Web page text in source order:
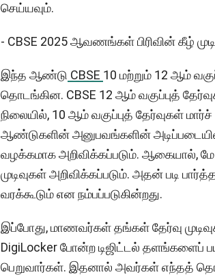
செய்யவும்.
- CBSE 2025 ஆவணங்கள் பிரிவின் கீழ்
இந்த ஆண்டு CBSE 10 மற்றும் 12 ஆம்
தொடங்கின. CBSE 12 ஆம் வகுப்புத்
நிலையில், 10 ஆம் வகுப்புத் தேர்வுகள்
ஆண்டுகளின் அனுபவங்களின் அடிப்படையில்,
வழக்கமாக அறிவிக்கப்படும். ஆகையால்,
முடிவுகள் அறிவிக்கப்படும். அதன் படி
வரக்கூடும் என நம்பப்படுகின்றது.
இப்போது, ​​மாணவர்கள் தங்கள் தேர்வு
DigiLocker போன்ற டிஜிட்டல் தளங்களைப்
பெறுவார்கள். இதனால் அவர்கள் எந்தத்